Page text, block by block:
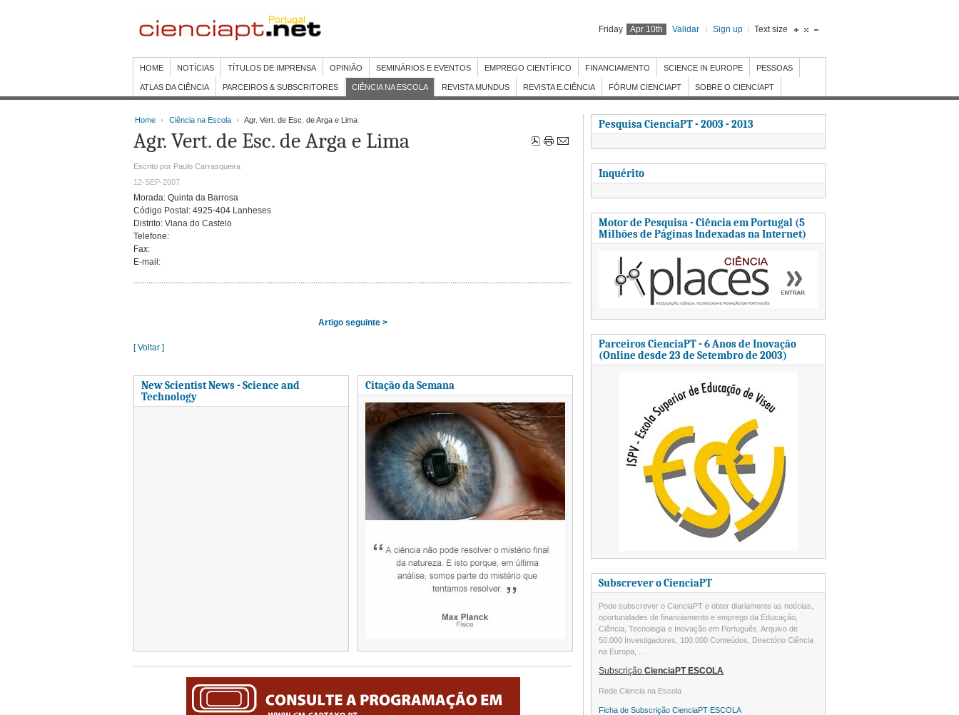
Friday Apr 10th Validar Sign up Text size
HOME NOTÍCIAS TÍTULOS DE IMPRENSA OPINIÃO SEMINÁRIOS E EVENTOS EMPREGO CIENTÍFICO FINANCIAMENTO SCIENCE IN EUROPE PESSOAS
ATLAS DA CIÊNCIA PARCEIROS & SUBSCRITORES CIÊNCIA NA ESCOLA REVISTA MUNDUS REVISTA E.CIÊNCIA FÓRUM CIENCIAPT SOBRE O CIENCIAPT
Home Ciência na Escola Agr. Vert. de Esc. de Arga e Lima
Agr. Vert. de Esc. de Arga e Lima
Escrito por Paulo Carrasqueira
12-SEP-2007
Morada: Quinta da Barrosa
Código Postal: 4925-404 Lanheses
Distrito: Viana do Castelo
Telefone:
Fax:
E-mail:
Artigo seguinte >
[ Voltar ]
New Scientist News - Science and
Technology
Citação da Semana
Pesquisa CienciaPT - 2003 - 2013
Inquérito
Motor de Pesquisa - Ciência em Portugal (5
Milhões de Páginas Indexadas na Internet)
Parceiros CienciaPT - 6 Anos de Inovação
(Online desde 23 de Setembro de 2003)
Subscrever o CienciaPT
Pode subscrever o CienciaPT e obter diariamente as notícias,
oportunidades de financiamento e emprego da Educação,
Ciência, Tecnologia e Inovação em Português. Arquivo de
50.000 Investigadores, 100.000 Conteúdos, Directório Ciência
na Europa, ...
SubscriçãoCienciaPT ESCOLA
Rede Ciencia na Escola
Ficha de Subscrição CienciaPT ESCOLA